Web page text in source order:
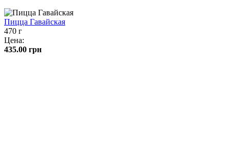
Пицца Гавайская
470 г
Цена:
435.00 грн